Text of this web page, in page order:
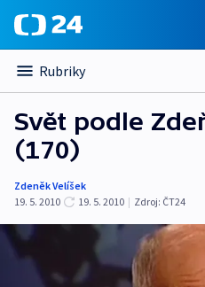
Rubriky
Svět podle
(170)
Zdeněk Velíšek
19. 5. 2010
19. 5. 2010 | Zdroj: ČT24